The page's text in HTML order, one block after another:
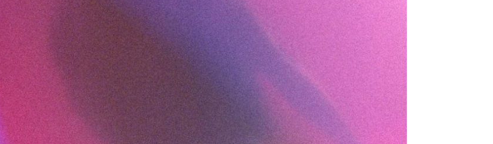
Termine
Fragen & Antworten
60529 Frankfurt am Main
069 66113934
infos@vfl-goldstein.de